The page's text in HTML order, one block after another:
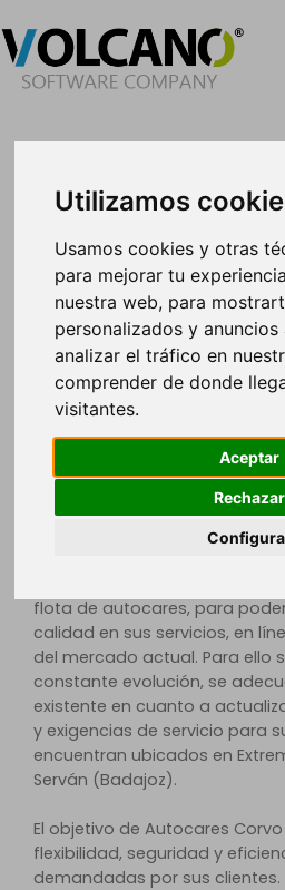
Utilizamos
Usamos cookies y otras
para mejorar tu
nuestra web, para
personalizados y anuncios
analizar el tráfico en
comprender de donde
visitantes.
Aceptar
Rechazar
Autocares Corvo bienvenidos
Corvo es una empresa
transporte discrecional de
internacional, con un equipo
cualificado, y una flota de
constante adaptación, para
máxima seguridad y
flota de autocares, para
calidad en sus servicios, en
del mercado actual. Para ello
constante evolución, se
existente en cuanto a
y exigencias de servicio para
encuentran ubicados en
Serván (Badajoz).
El objetivo de Autocares
flexibilidad, seguridad y
demandadas por sus clientes.